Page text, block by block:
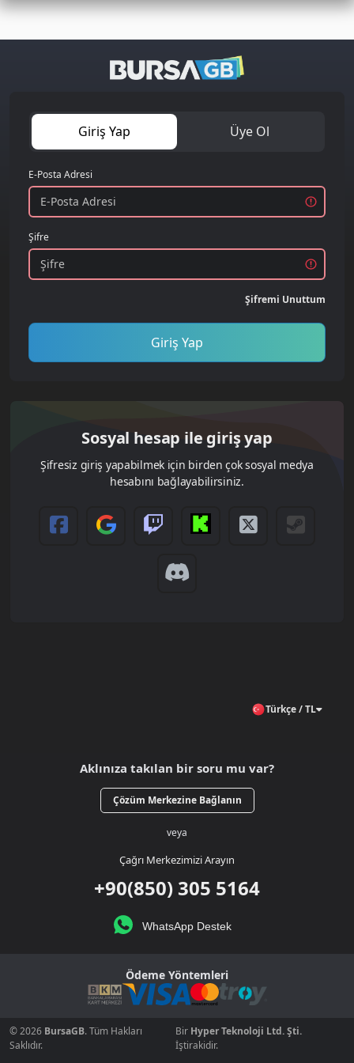
Giriş Yap Üye Ol
E-Posta Adresi
Şifre
Şifremi Unuttum
Giriş Yap
Sosyal hesap ile giriş yap
Şifresiz giriş yapabilmek için birden çok sosyal medya
hesabını bağlayabilirsiniz.
Türkçe / TL
Aklınıza takılan bir soru mu var?
Çözüm Merkezine Bağlanın
veya
Çağrı Merkezimizi Arayın
+90(850) 305 5164
WhatsApp Destek
Ödeme Yöntemleri
© 2026 BursaGB. Tüm Hakları
Saklıdır.
Bir Hyper Teknoloji Ltd. Şti.
İştirakidir.